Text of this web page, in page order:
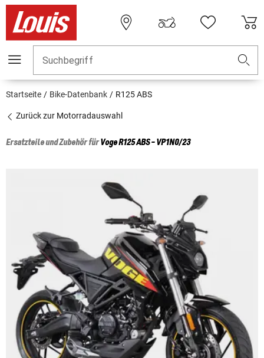
Suchbegriff
Startseite Bike-Datenbank R125 ABS
Zurück zur Motorradauswahl
Ersatzteile und Zubehör fürVogeR125 ABS - VP1N0/23